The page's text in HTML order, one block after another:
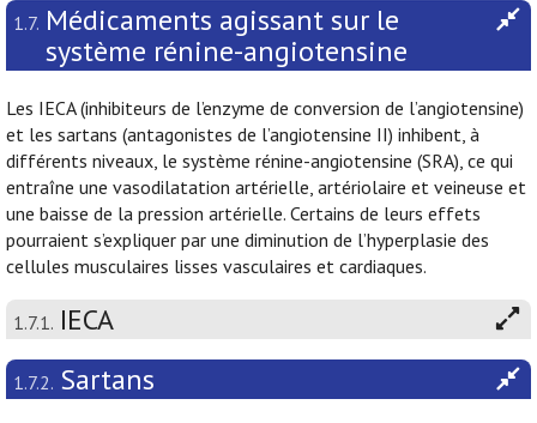
1.7. Médicaments agissant sur le
système rénine-angiotensine
Les IECA (inhibiteurs de l’enzyme de conversion de l’angiotensine)
et les sartans (antagonistes de l’angiotensine II) inhibent, à
différents niveaux, le système rénine-angiotensine (SRA), ce qui
entraîne une vasodilatation artérielle, artériolaire et veineuse et
une baisse de la pression artérielle. Certains de leurs effets
pourraient s’expliquer par une diminution de l’hyperplasie des
cellules musculaires lisses vasculaires et cardiaques.
1.7.1. IECA
1.7.2. Sartans